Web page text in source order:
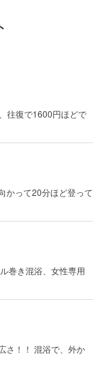
往復で1600円ほどで
かって20分ほど登って
巻き混浴、女性専用
さ！！ 混浴で、外か